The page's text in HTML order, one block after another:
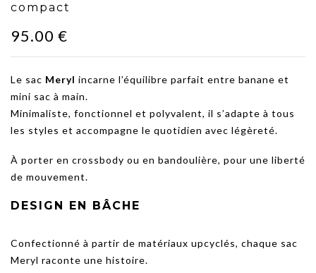
compact
95.00 €
Le sac Meryl incarne l’équilibre parfait entre banane et
mini sac à main.
Minimaliste, fonctionnel et polyvalent, il s’adapte à tous
les styles et accompagne le quotidien avec légèreté.
À porter en crossbody ou en bandoulière, pour une liberté
de mouvement.
DESIGN EN BÂCHE
Confectionné à partir de matériaux upcyclés, chaque sac
Meryl raconte une histoire.